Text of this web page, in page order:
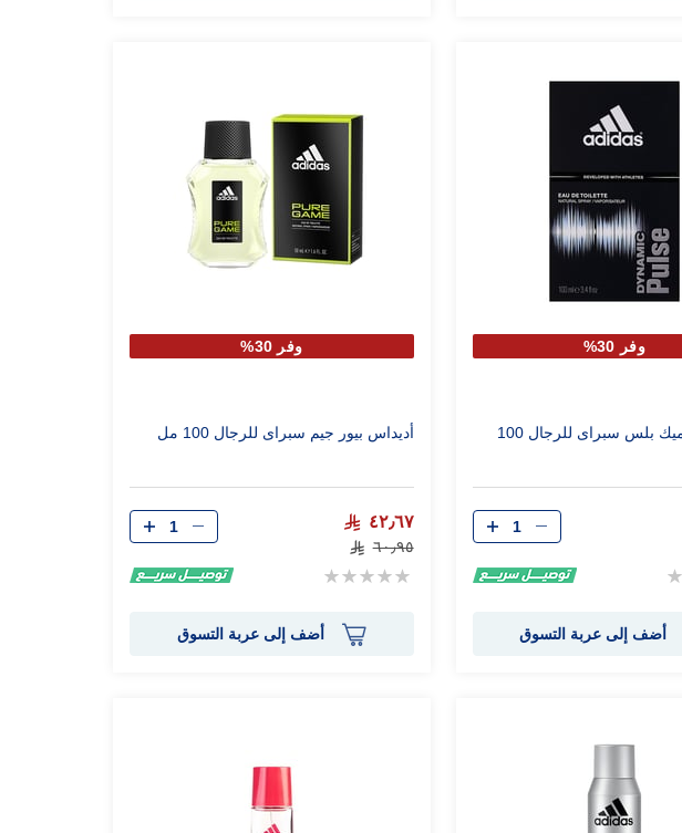
وفر 30%
أديداس ديناميك بلس سبراى للرجال 100
الكمية
أضف إلى عربة التسوق
وفر 30%
أديداس بيور جيم سبراى للرجال 100 مل
٤٢٫٦٧
٦٠٫٩٥
Rating:
الكمية
أضف إلى عربة التسوق